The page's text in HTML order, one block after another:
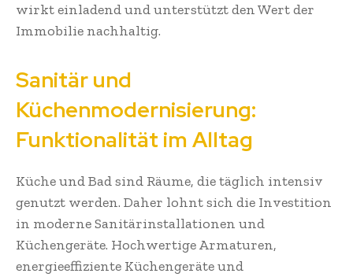
wirkt einladend und unterstützt den Wert der
Immobilie nachhaltig.
Sanitär und
Küchenmodernisierung:
Funktionalität im Alltag
Küche und Bad sind Räume, die täglich intensiv
genutzt werden. Daher lohnt sich die Investition
in moderne Sanitärinstallationen und
Küchengeräte. Hochwertige Armaturen,
energieeffiziente Küchengeräte und